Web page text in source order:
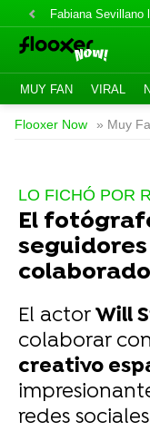
Fabiana Sevillano
MUY FAN VIRAL
Flooxer Now » Muy
LO FICHÓ POR
El
El actorWill
colaborar
creativo
redes